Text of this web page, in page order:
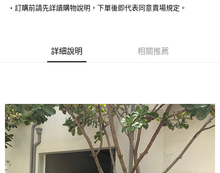
街口支付
便利好安心！
１．簡單：不需註冊會員、不需綁卡、不需儲值。
２．便利：只要手機號碼，簡訊認證，即可結帳。
３．安心：先確認商品／服務後，再付款。
【「AFTEE先享後付」結帳流程】
１．於結帳方式選擇「AFTEE先享後付」後，將跳轉至「AFTEE先享後付」
結帳頁面，進行簡訊認證並確認金額後，即可完成結帳。
運送方式
全家取貨付款
每筆NT$80，滿NT$1,500(含以上)免運費
付款後全家取貨
‧訂購前請先詳讀購物說明，下單後即代表同意賣場規定。
詳細說明 相關推薦